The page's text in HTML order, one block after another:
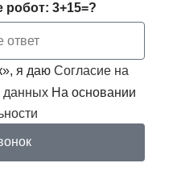
робот: 3+15=?
я даю Согласие на
данных На основании